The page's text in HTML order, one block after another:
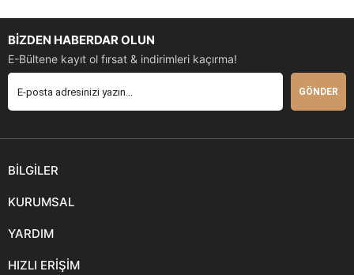
BİZDEN HABERDAR OLUN
E-Bültene kayıt ol fırsat & indirimleri kaçırma!
GÖNDER
BİLGİLER
KURUMSAL
YARDIM
HIZLI ERİŞİM